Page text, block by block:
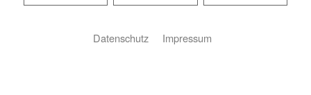
weiches WasserDatenschutz Impressum